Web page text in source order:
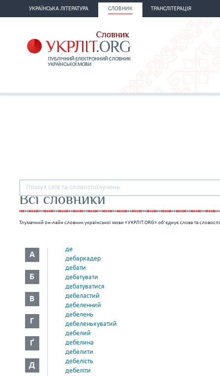
УКРАЇНСЬКА ЛІТЕРАТУРА СЛОВНИК ТРАНСЛІТЕРАЦІЯ
Всі словники
Тлумачний он-лайн словник української мови «УКРЛІТ.ORG» об’єднує слова та
А
Б
В
Г
Ґ
Д
де
дебаркадер
дебати
дебатувати
дебатуватися
дебеластий
дебеленний
дебелень
дебеленькуватий
дебелий
дебелина
дебелити
дебелість
дебеліти